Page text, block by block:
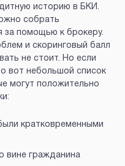
историю в БКИ.
собрать
за помощью к брокеру.
и скоринговый балл
не стоит. Но если
вот небольшой список
могут положительно
кратковременными
вине гражданина